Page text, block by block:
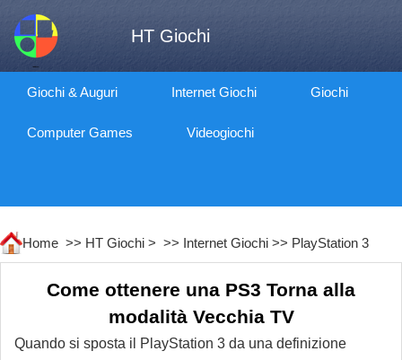
HT Giochi
Giochi & Auguri Internet Giochi Giochi
Computer Games Videogiochi
Home >> HT Giochi > >> Internet Giochi >> PlayStation 3
Come ottenere una PS3 Torna alla
modalità Vecchia TV
Quando si sposta il PlayStation 3 da una definizione